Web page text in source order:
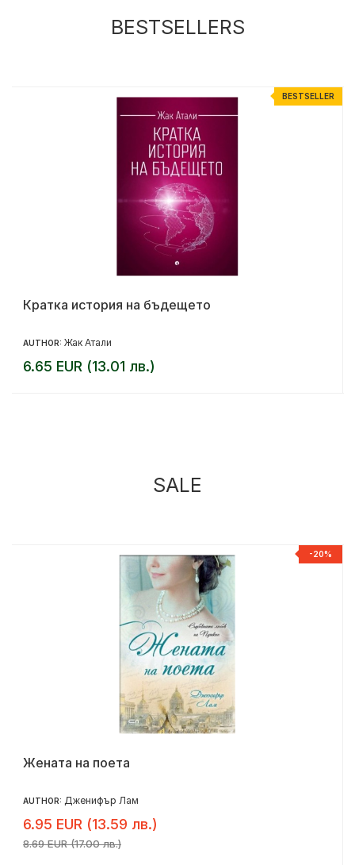
BESTSELLERS
BESTSELLER
Кратка история на бъдещето
AUTHOR: Жак Атали
6.65 EUR (13.01 лв.)
SALE
-20%
Жената на поета
AUTHOR: Дженифър Лам
6.95 EUR (13.59 лв.)
8.69 EUR (17.00 лв.)